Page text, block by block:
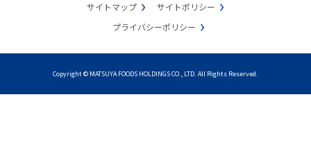
サイトマップ
サイトポリシー
プライバシーポリシー
Copyright © MATSUYA FOODS HOLDINGS CO., LTD. All Rights Reserved.